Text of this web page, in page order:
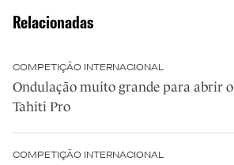
Relacionadas
COMPETIÇÃO INTERNACIONAL
Ondulação muito grande para abrir o
Tahiti Pro
COMPETIÇÃO INTERNACIONAL